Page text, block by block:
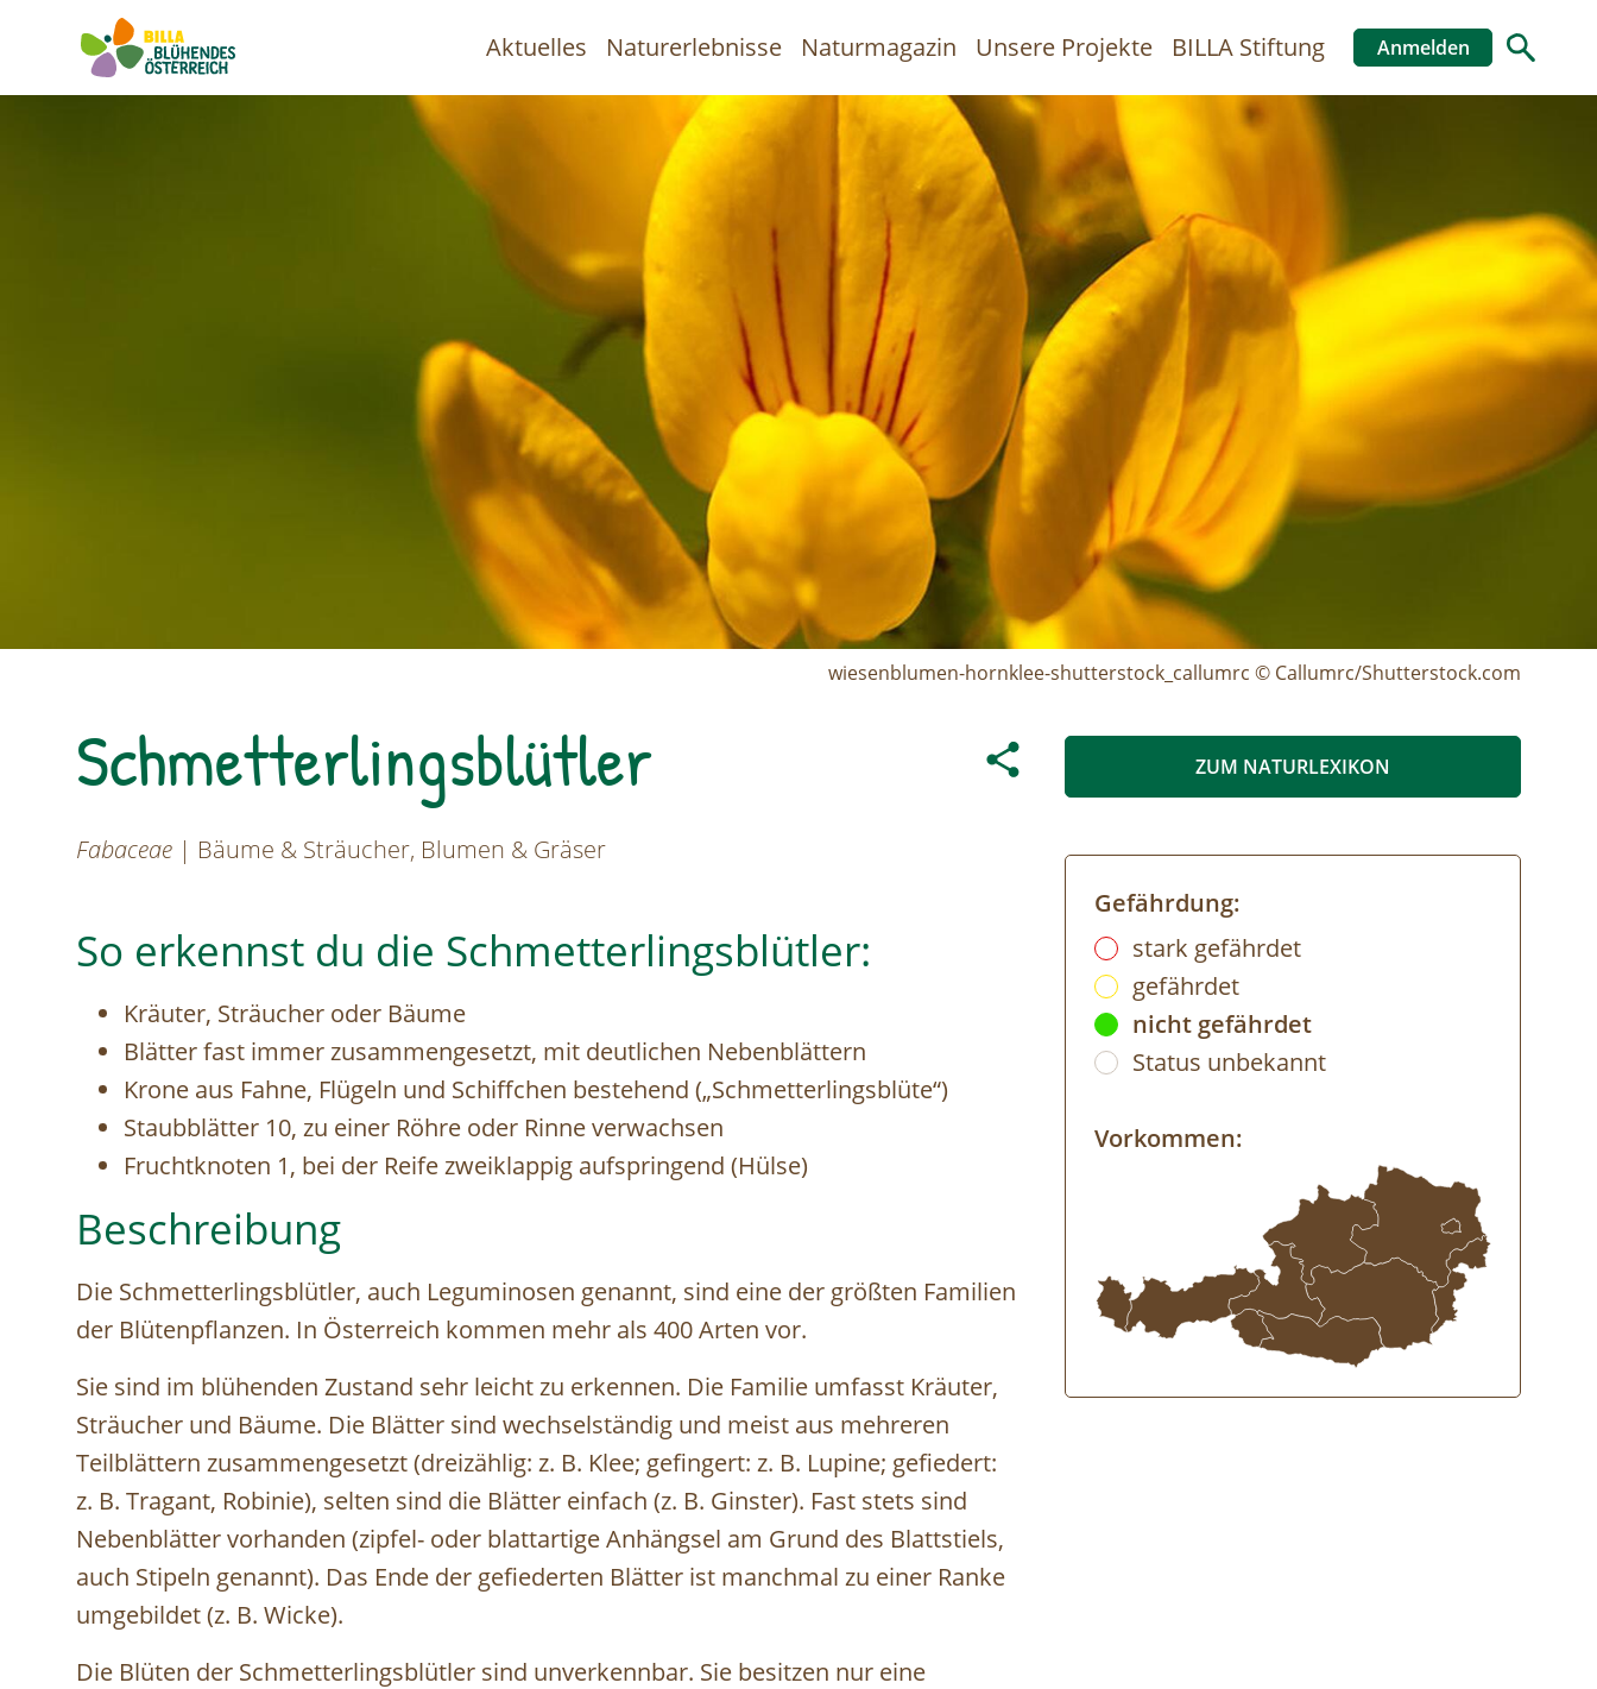
Direkt
Hauptnavigation
Aktuelles Naturerlebnisse Naturmagazin Unsere Projekte BILLA Stiftung Anmelden
wiesenblumen-hornklee-shutterstock_callumrc © Callumrc/Shutterstock.com
Schmetterlingsblütler
Fabaceae | Bäume & Sträucher, Blumen & Gräser
So erkennst du die Schmetterlingsblütler:
Kräuter, Sträucher oder Bäume
Blätter fast immer zusammengesetzt, mit deutlichen Nebenblättern
Krone aus Fahne, Flügeln und Schiffchen bestehend („Schmetterlingsblüte“)
Staubblätter 10, zu einer Röhre oder Rinne verwachsen
Fruchtknoten 1, bei der Reife zweiklappig aufspringend (Hülse)
Beschreibung
Die Schmetterlingsblütler, auch Leguminosen genannt, sind eine der größten Familien
der Blütenpflanzen. In Österreich kommen mehr als 400 Arten vor.
Sie sind im blühenden Zustand sehr leicht zu erkennen. Die Familie umfasst Kräuter,
Sträucher und Bäume. Die Blätter sind wechselständig und meist aus mehreren
Teilblättern zusammengesetzt (dreizählig: z. B. Klee; gefingert: z. B. Lupine; gefiedert:
z. B. Tragant, Robinie), selten sind die Blätter einfach (z. B. Ginster). Fast stets sind
Nebenblätter vorhanden (zipfel- oder blattartige Anhängsel am Grund des Blattstiels,
auch Stipeln genannt). Das Ende der gefiederten Blätter ist manchmal zu einer Ranke
umgebildet (z. B. Wicke).
Die Blüten der Schmetterlingsblütler sind unverkennbar. Sie besitzen nur eine
ZUM NATURLEXIKON
Gefährdung:
stark gefährdet
gefährdet
nicht gefährdet
Status unbekannt
Vorkommen: